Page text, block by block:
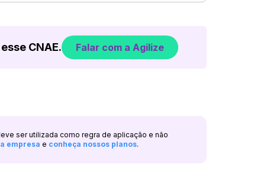
CNAE. Falar com a Agilize
ser utilizada como regra de aplicação e não
empresa e conheça nossos planos.